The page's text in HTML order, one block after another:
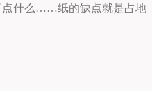
点什么……纸的缺点就是占地